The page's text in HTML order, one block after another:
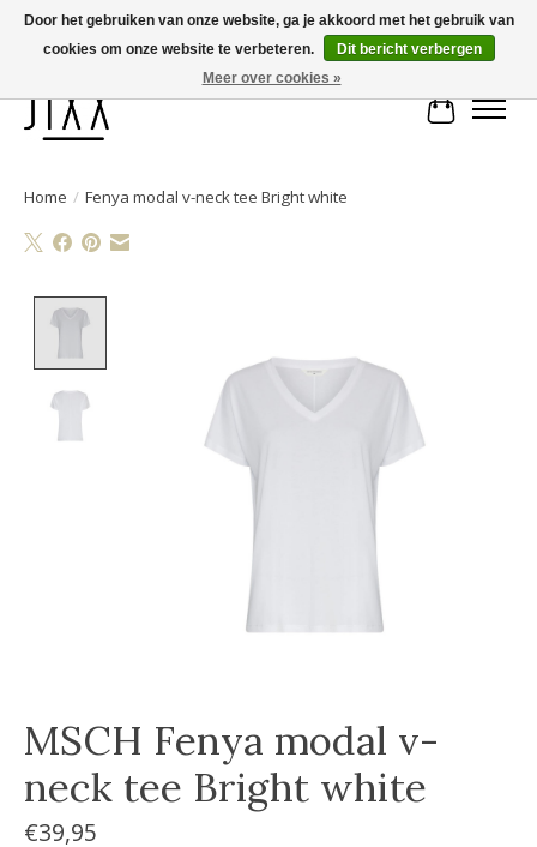
Voor 14.00 uur besteld, vandaag verstuurd | Gratis verzending vanaf € 75
Home / Fenya modal v-neck tee Bright white
MSCH Fenya modal v-
neck tee Bright white
€39,95
Door het gebruiken van onze website, ga je akkoord met het gebruik van
cookies om onze website te verbeteren.
Dit bericht verbergen
Meer over cookies »